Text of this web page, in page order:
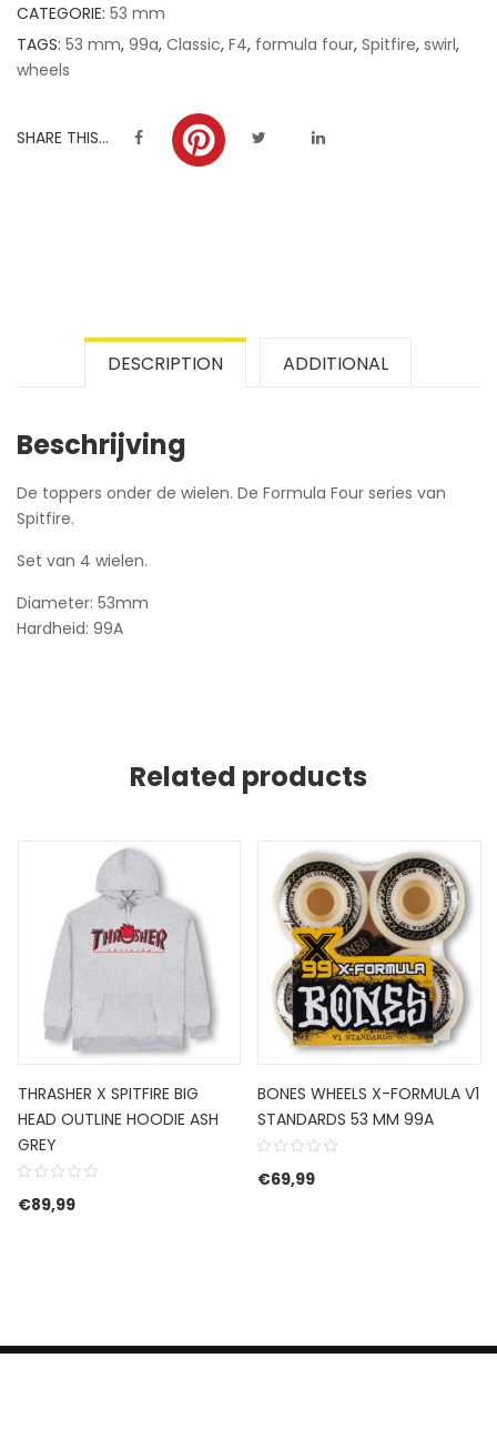
CATEGORIE: 53 mm
TAGS: 53 mm, 99a, Classic, F4, formula four, Spitfire, swirl,
wheels
SHARE THIS...
DESCRIPTION ADDITIONAL
Beschrijving
De toppers onder de wielen. De Formula Four series van
Spitfire.
Set van 4 wielen.
Diameter: 53mm
Hardheid: 99A
Related products
THRASHER X SPITFIRE BIG
HEAD OUTLINE HOODIE ASH
GREY
€89,99
BONES WHEELS X-FORMULA V1
STANDARDS 53 MM 99A
€69,99